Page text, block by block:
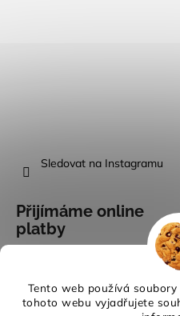
Tento web používá
tohoto webu vyjadřujete
Sledovat na Instagramu
Přijímáme online
platby